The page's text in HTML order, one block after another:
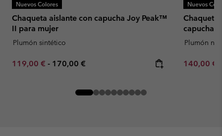
Nuevos Colores
Chaqueta aislante con capucha Joy Peak™
II para mujer
Plumón sintético
Minimum sale price:
119,00 € - Maximum price:
170,00 €
Nuevos
Chaqueta
capucha
Plumón
Minimum
140,00 €